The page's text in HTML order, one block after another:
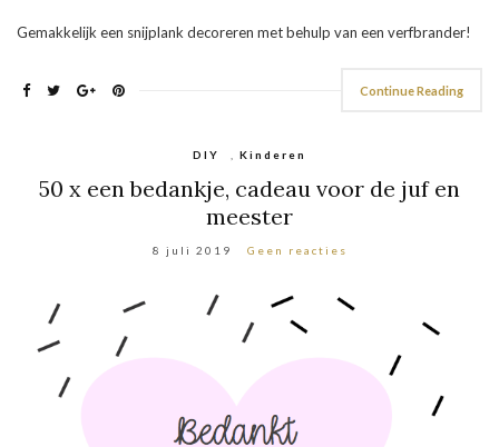
Gemakkelijk een snijplank decoreren met behulp van een verfbrander!
Continue Reading
DIY Kinderen
50 x een bedankje, cadeau voor de juf en
meester
8 juli 2019 Geen reacties